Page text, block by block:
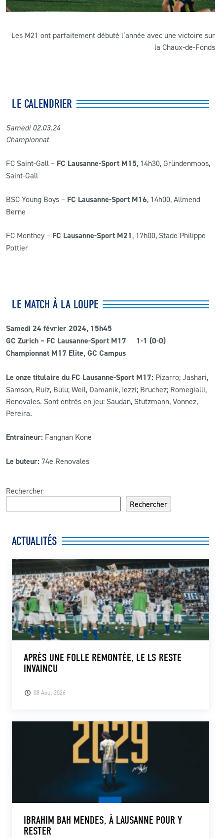
Les M21 ont parfaitement débuté l’année avec une victoire sur
la Chaux-de-Fonds
LE CALENDRIER
Samedi 02.03.24
Championnat
FC Saint-Gall – FC Lausanne-Sport M15, 14h30, Gründenmoos,
Saint-Gall
BSC Young Boys – FC Lausanne-Sport M16, 14h00, Allmend
Berne
FC Monthey – FC Lausanne-Sport M21 , 17h00, Stade Philippe
Pottier
LE MATCH À LA LOUPE
Samedi 24 février 2024, 15h45
GC Zurich – FC Lausanne-Sport M17 1-1 (0-0)
Championnat M17 Elite, GC Campus
Le onze titulaire du FC Lausanne-Sport M17: Pizarro; Jashari,
Samson, Ruiz, Bulu; Weil, Damanik, Iezzi; Bruchez; Romegialli,
Renovales. Sont entrés en jeu: Saudan, Stutzmann, Vonnez,
Pereira.
Entraîneur: Fangnan Kone
Le buteur: 74e Renovales
Rechercher
Rechercher
ACTUALITÉS
08 Août 2026
APRÈS UNE FOLLE REMONTÉE, LE LS RESTE
INVAINCU
IBRAHIM BAH MENDES, À LAUSANNE POUR Y
RESTER